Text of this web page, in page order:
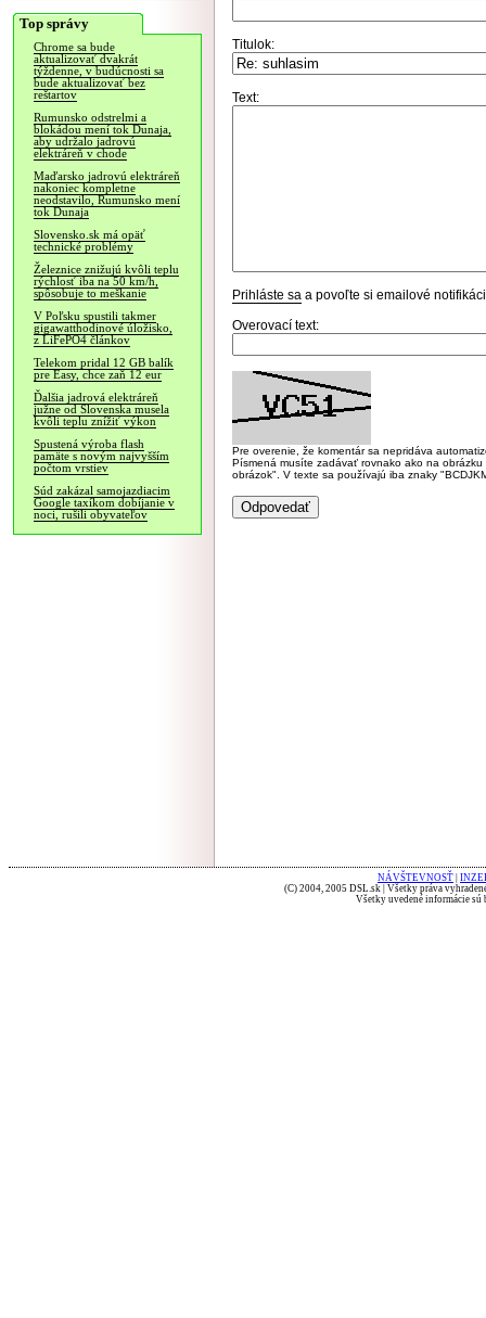
Top správy
Chrome sa bude
aktualizovať dvakrát
týždenne, v budúcnosti sa
bude aktualizovať bez
reštartov
Rumunsko odstrelmi a
blokádou mení tok Dunaja,
aby udržalo jadrovú
elektráreň v chode
Maďarsko jadrovú elektráreň
nakoniec kompletne
neodstavilo, Rumunsko mení
tok Dunaja
Slovensko.sk má opäť
technické problémy
Železnice znižujú kvôli teplu
rýchlosť iba na 50 km/h,
spôsobuje to meškanie
V Poľsku spustili takmer
gigawatthodinové úložisko,
z LiFePO4 článkov
Telekom pridal 12 GB balík
pre Easy, chce zaň 12 eur
Ďalšia jadrová elektráreň
južne od Slovenska musela
kvôli teplu znížiť výkon
Spustená výroba flash
pamäte s novým najvyšším
počtom vrstiev
Súd zakázal samojazdiacim
Google taxíkom dobíjanie v
noci, rušili obyvateľov
Titulok:
Text:
Prihláste sa a povoľte si emailové
Overovací text:
Pre overenie, že komentár sa nepridáva
Písmená musíte zadávať rovnako ako na
obrázok". V texte sa používajú iba znaky
NÁVŠTEVNOSŤ
(C) 2004, 2005 DSL.sk | Všetky práva
Všetky uvedené informácie sú